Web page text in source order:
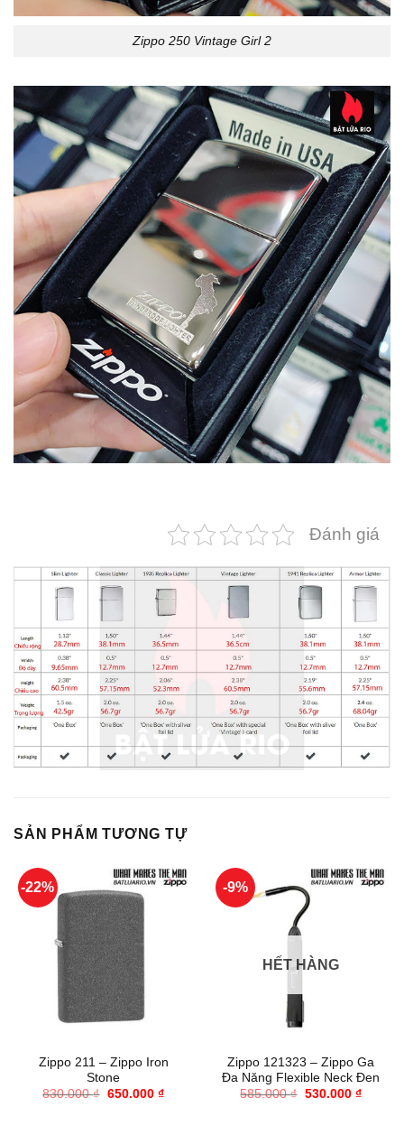
Zippo 250 Vintage Girl 2
Đánh giá
SẢN PHẨM TƯƠNG TỰ
-22%
Zippo 211 – Zippo Iron
Stone
830.000₫ Giá
650.000 ₫Giá
-9%
HẾT HÀNG
Zippo 121323 – Zippo Ga
Đa Năng Flexible Neck Đen
585.000₫ Giá
530.000 ₫Giá